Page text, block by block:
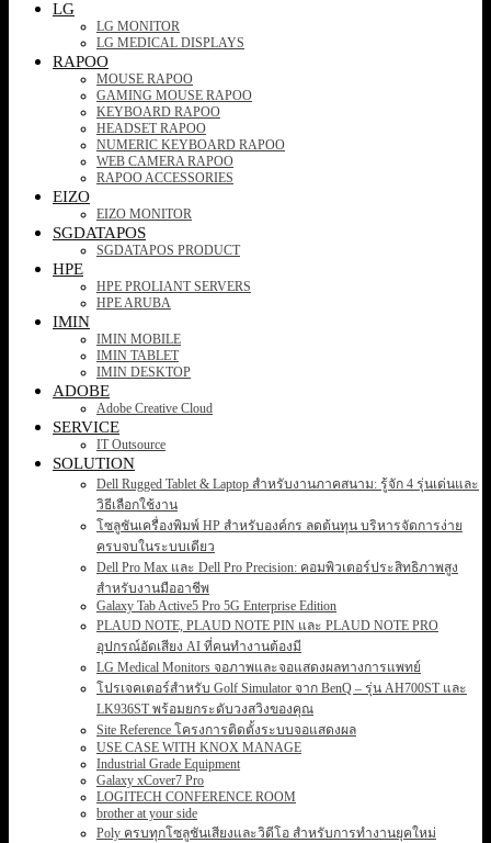
LG
LG MONITOR
LG MEDICAL DISPLAYS
RAPOO
MOUSE RAPOO
GAMING MOUSE RAPOO
KEYBOARD RAPOO
HEADSET RAPOO
NUMERIC KEYBOARD RAPOO
WEB CAMERA RAPOO
RAPOO ACCESSORIES
EIZO
EIZO MONITOR
SGDATAPOS
SGDATAPOS PRODUCT
HPE
HPE PROLIANT SERVERS
HPE ARUBA
IMIN
IMIN MOBILE
IMIN TABLET
IMIN DESKTOP
ADOBE
Adobe Creative Cloud
SERVICE
IT Outsource
SOLUTION
Dell Rugged Tablet & Laptop สำหรับงานภาคสนาม: รู้จัก 4 รุ่นเด่นและ
วิธีเลือกใช้งาน
โซลูชันเครื่องพิมพ์ HP สำหรับองค์กร ลดต้นทุน บริหารจัดการง่าย
ครบจบในระบบเดียว
Dell Pro Max และ Dell Pro Precision: คอมพิวเตอร์ประสิทธิภาพสูง
สำหรับงานมืออาชีพ
Galaxy Tab Active5 Pro 5G Enterprise Edition
PLAUD NOTE, PLAUD NOTE PIN และ PLAUD NOTE PRO
อุปกรณ์อัดเสียง AI ที่คนทำงานต้องมี
LG Medical Monitors จอภาพและจอแสดงผลทางการแพทย์
โปรเจคเตอร์สำหรับ Golf Simulator จาก BenQ – รุ่น AH700ST และ
LK936ST พร้อมยกระดับวงสวิงของคุณ
Site Reference โครงการติดตั้งระบบจอแสดงผล
USE CASE WITH KNOX MANAGE
Industrial Grade Equipment
Galaxy xCover7 Pro
LOGITECH CONFERENCE ROOM
brother at your side
Poly ครบทุกโซลูชันเสียงและวิดีโอ สำหรับการทำงานยุคใหม่